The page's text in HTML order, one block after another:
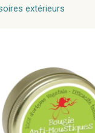
extérieurs